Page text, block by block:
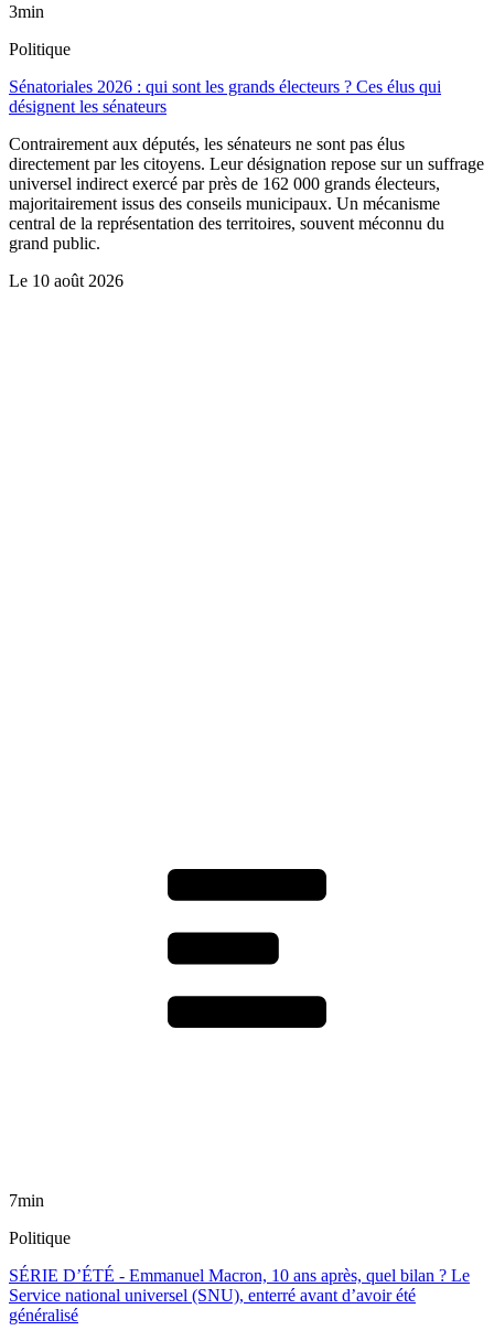
3min
Politique
Sénatoriales 2026 : qui sont les grands électeurs ? Ces élus qui
désignent les sénateurs
Contrairement aux députés, les sénateurs ne sont pas élus
directement par les citoyens. Leur désignation repose sur un suffrage
universel indirect exercé par près de 162 000 grands électeurs,
majoritairement issus des conseils municipaux. Un mécanisme
central de la représentation des territoires, souvent méconnu du
grand public.
Le 10 août 2026
7min
Politique
SÉRIE D’ÉTÉ - Emmanuel Macron, 10 ans après, quel bilan ? Le
Service national universel (SNU), enterré avant d’avoir été
généralisé